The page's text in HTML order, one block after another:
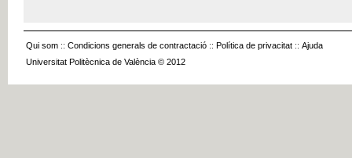
Qui som :: Condicions generals de contractació :: Política de privacitat :: Ajuda
Universitat Politècnica de València © 2012